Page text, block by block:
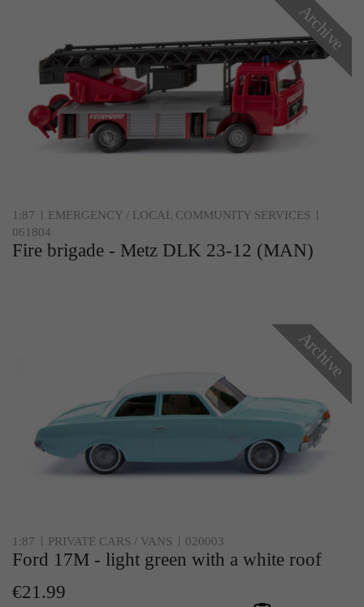
Archive
1:87
EMERGENCY / LOCAL COMMUNITY SERVICES
061804
Fire brigade - Metz DLK 23-12 (MAN)
Archive
1:87 PRIVATE CARS / VANS 020003
Ford 17M - light green with a white roof
€21.99